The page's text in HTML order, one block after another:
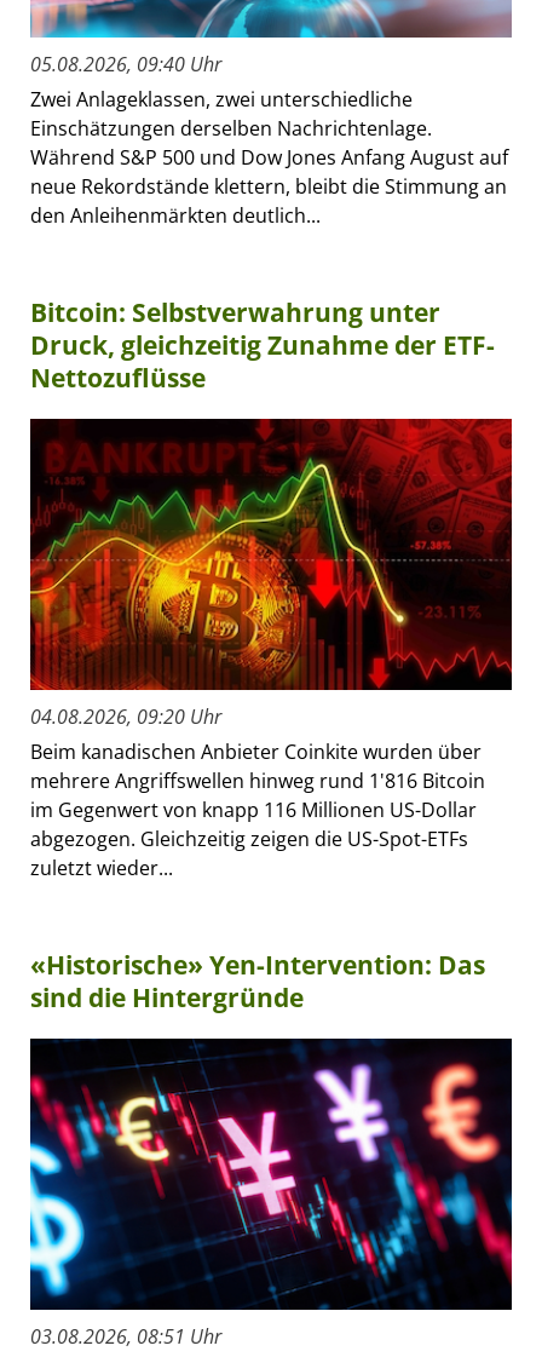
05.08.2026, 09:40 Uhr
Zwei Anlageklassen, zwei unterschiedliche
Einschätzungen derselben Nachrichtenlage.
Während S&P 500 und Dow Jones Anfang August auf
neue Rekordstände klettern, bleibt die Stimmung an
den Anleihenmärkten deutlich...
Bitcoin: Selbstverwahrung unter
Druck, gleichzeitig Zunahme der ETF-
Nettozuflüsse
04.08.2026, 09:20 Uhr
Beim kanadischen Anbieter Coinkite wurden über
mehrere Angriffswellen hinweg rund 1'816 Bitcoin
im Gegenwert von knapp 116 Millionen US-Dollar
abgezogen. Gleichzeitig zeigen die US-Spot-ETFs
zuletzt wieder...
«Historische» Yen-Intervention: Das
sind die Hintergründe
03.08.2026, 08:51 Uhr